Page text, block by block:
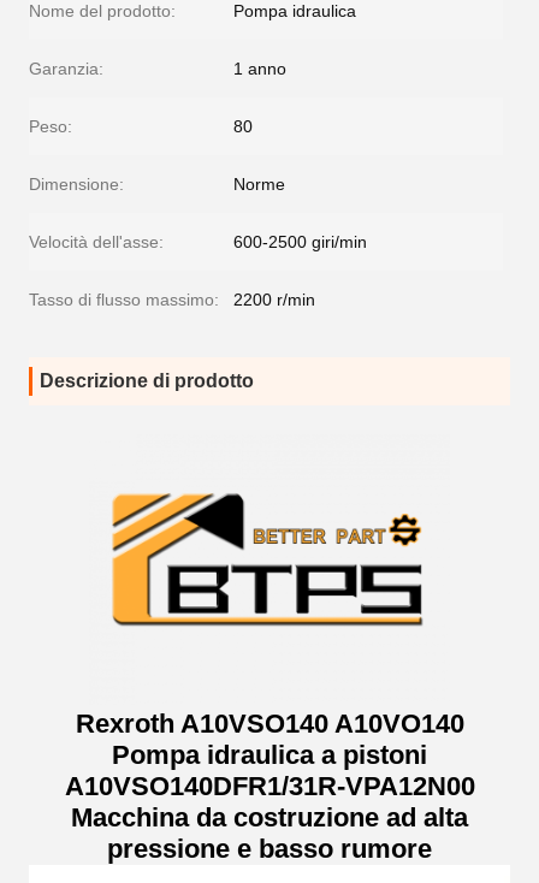
Nome del prodotto: Pompa idraulica
Garanzia: 1 anno
Peso: 80
Dimensione: Norme
Velocità dell'asse: 600-2500 giri/min
Tasso di flusso massimo: 2200 r/min
Descrizione di prodotto
Rexroth A10VSO140 A10VO140
Pompa idraulica a pistoni
A10VSO140DFR1/31R-VPA12N00
Macchina da costruzione ad alta
pressione e basso rumore